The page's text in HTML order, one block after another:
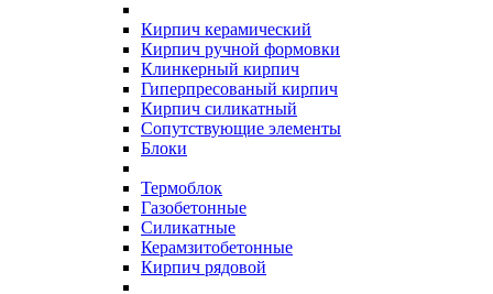
Кирпич керамический
Кирпич ручной формовки
Клинкерный кирпич
Гиперпресованый кирпич
Кирпич силикатный
Сопутствующие элементы
Блоки
Термоблок
Газобетонные
Силикатные
Керамзитобетонные
Кирпич рядовой